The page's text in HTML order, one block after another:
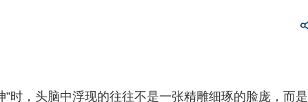
时，头脑中浮现的往往不是一张精雕细琢的脸庞，而是